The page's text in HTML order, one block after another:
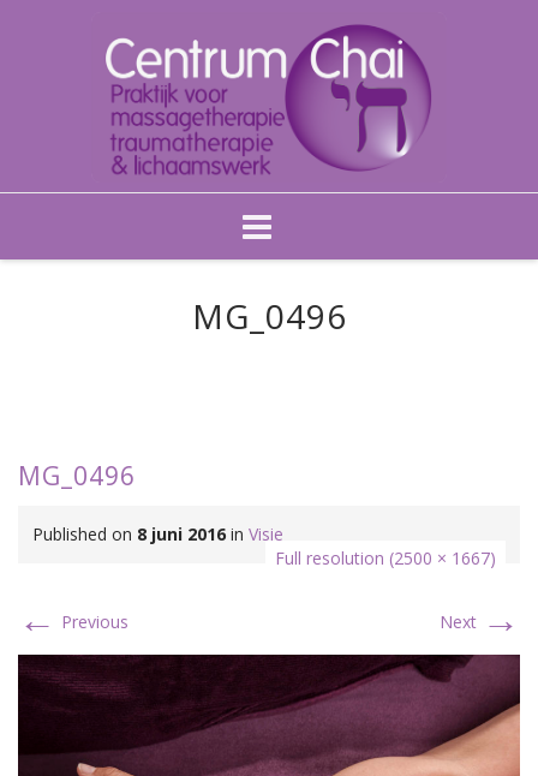
MG_0496
MG_0496
Published on 8 juni 2016 in Visie
Full resolution (2500 × 1667)
← Previous Next →